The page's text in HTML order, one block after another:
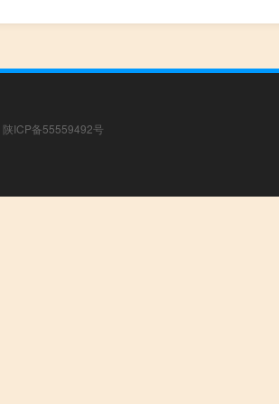
陕ICP备55559492号